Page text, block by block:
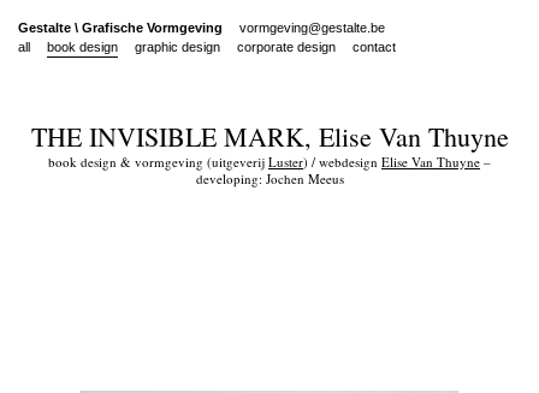
Gestalte \ Grafische Vormgeving
vormgeving@gestalte.be
all
book design graphic design corporate design contact
THE INVISIBLE MARK, Elise Van Thuyne
book design & vormgeving (uitgeverij Luster) / webdesign Elise Van Thuyne –
developing: Jochen Meeus